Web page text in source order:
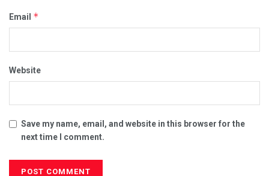
Email *
Website
Save my name, email, and website in this browser for the
next time I comment.